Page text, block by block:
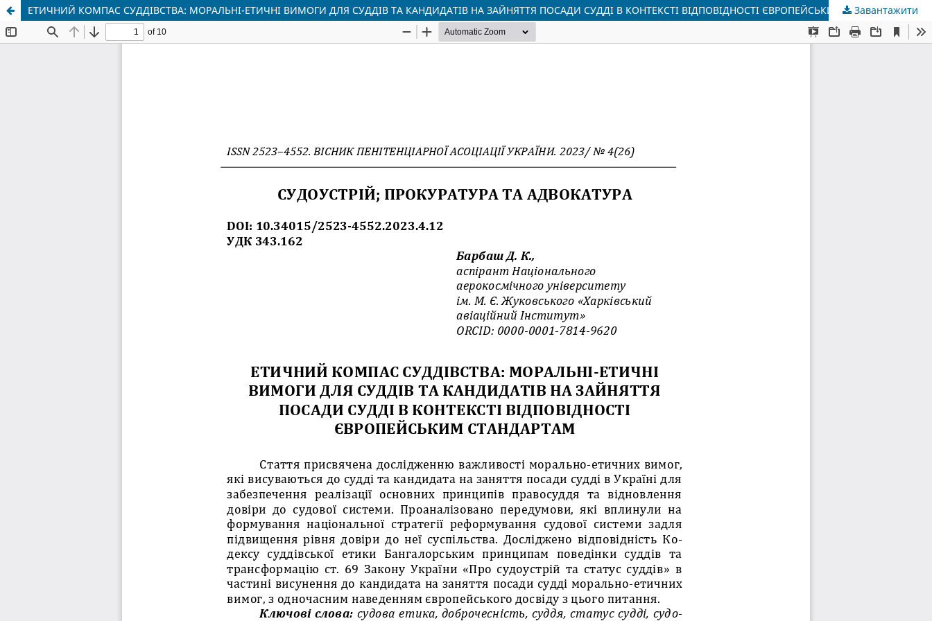
ЕТИЧНИЙ КОМПΑС СУДДІВСТВА: МОРАЛЬНІ-ЕТИЧНІ ВИМОГИ ДЛЯ СУДДІВ ТА КАНДИДАТІВ НА ЗАЙНЯТТЯ ПОСАДИ СУДДІ В КОНТЕКСТІ ВІДПОВІДНОСТІ ЄВРОПЕЙСЬКИМ СТАНДАРТАМ
Завантажити